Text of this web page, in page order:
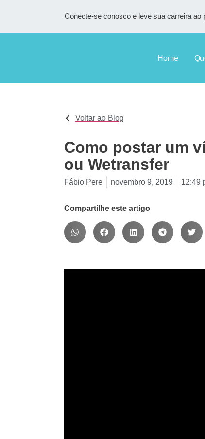
Conecte-se conosco e leve sua carreira ao
Home
Voltar ao Blog
Como postar um
ou Wetransfer
Fábio Pere novembro 9, 2019 12:49
Compartilhe este artigo